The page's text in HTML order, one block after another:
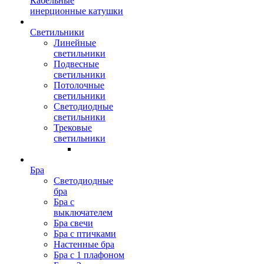
инерционные катушки
Светильники
Линейные
светильники
Подвесные
светильники
Потолочные
светильники
Светодиодные
светильники
Трековые
светильники
Бра
Светодиодные
бра
Бра с
выключателем
Бра свечи
Бра с птичками
Настенные бра
Бра с 1 плафоном